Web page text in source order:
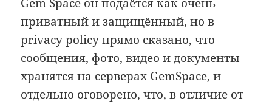
Gem Space он подаётся как очень
приватный и защищённый, но в
privacy policy прямо сказано, что
сообщения, фото, видео и документы
хранятся на серверах GemSpace, и
отдельно оговорено, что, в отличие от